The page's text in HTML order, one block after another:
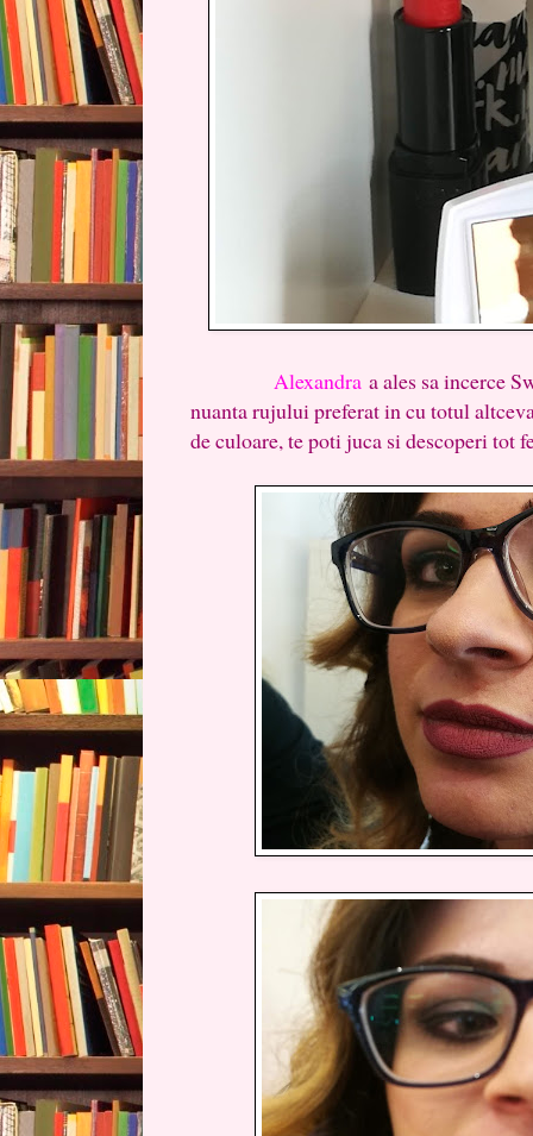
Alexandra a ales sa incerce
nuanta rujului preferat in cu totul
de culoare, te poti juca si descoperi tot